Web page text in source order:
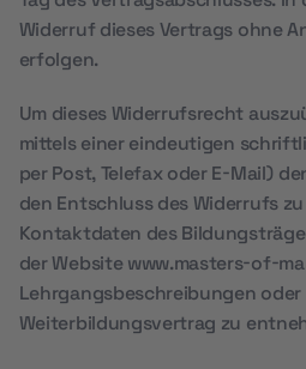
Widerruf dieses Vertrags ohne
erfolgen.
Um dieses Widerrufsrecht
mittels einer eindeutigen
per Post, Telefax oder E-Mail)
den Entschluss des Widerrufs
Kontaktdaten des
der Website www.masters-of-
Lehrgangsbeschreibungen oder
Weiterbildungsvertrag zu